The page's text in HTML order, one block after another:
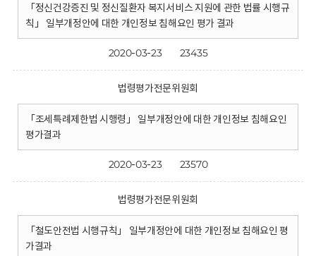
「정신건강증진 및 정신질환자 복지서비스 지원에 관한 법률 시행규
칙」 일부개정안에 대한 개인정보 침해요인 평가 결과
2020-03-23 23435
법령평가전문위원회
「조세특례제한법 시행령」 일부개정안에 대한 개인정보 침해요인
평가결과
2020-03-23 23570
법령평가전문위원회
「철도안전법 시행규칙」 일부개정안에 대한 개인정보 침해요인 평
가결과